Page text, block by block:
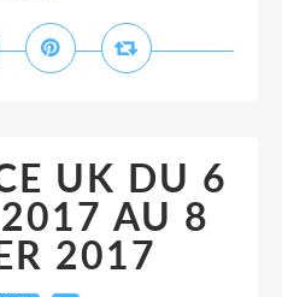
UK DU 6
AU 8
2017